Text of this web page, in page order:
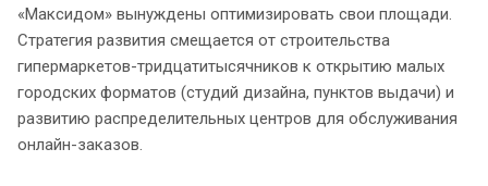
«Максидом» вынуждены оптимизировать свои площади.
Стратегия развития смещается от строительства
гипермаркетов-тридцатитысячников к открытию малых
городских форматов (студий дизайна, пунктов выдачи) и
развитию распределительных центров для обслуживания
онлайн-заказов.